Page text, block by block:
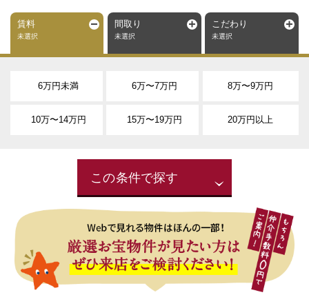
賃料
未選択
間取り
未選択
こだわり
未選択
6万円未満 6万〜7万円 8万〜9万円
10万〜14万円 15万〜19万円 20万円以上
この条件で探す